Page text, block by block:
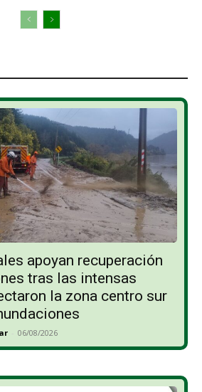
apoyan recuperación
tras las intensas
la zona centro sur
- 06/08/2026